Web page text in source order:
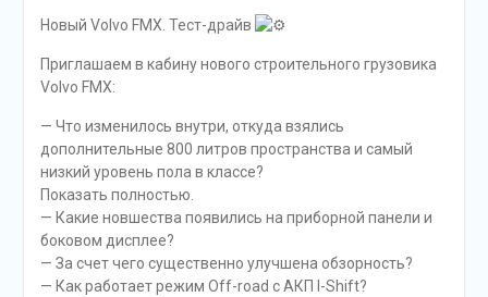
Новый Volvo FMX. Тест-драйв
Приглашаем в кабину нового строительного грузовика
Volvo FMX:
— Что изменилось внутри, откуда взялись
дополнительные 800 литров пространства и самый
низкий уровень пола в классе?
Показать полностью.
— Какие новшества появились на приборной панели и
боковом дисплее?
— За счет чего существенно улучшена обзорность?
— Как работает режим Off-road с АКП I-Shift?